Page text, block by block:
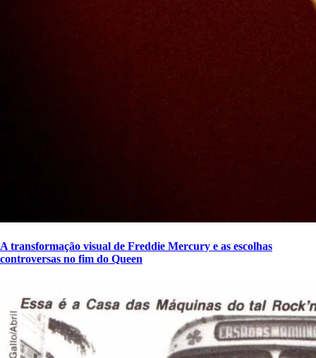
A transformação visual de Freddie Mercury e as escolhas
controversas no fim do Queen